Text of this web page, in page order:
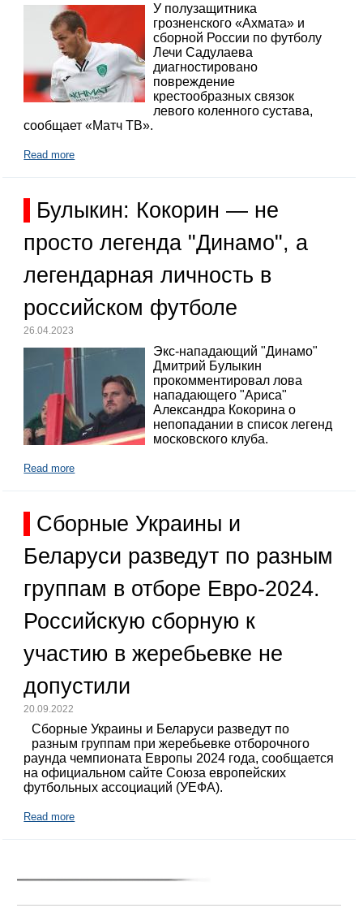
У полузащитника
грозненского «Ахмата» и
сборной России по футболу
Лечи Садулаева
диагностировано
повреждение
крестообразных связок
левого коленного сустава,
сообщает «Матч ТВ».
Read more
Булыкин: Кокорин — не
просто легенда "Динамо", а
легендарная личность в
российском футболе
26.04.2023
Экс-нападающий "Динамо"
Дмитрий Булыкин
прокомментировал лова
нападающего "Ариса"
Александра Кокорина о
непопадании в список легенд
московского клуба.
Read more
Сборные Украины и
Беларуси разведут по разным
группам в отборе Евро-2024.
Российскую сборную к
участию в жеребьевке не
допустили
20.09.2022
Сборные Украины и Беларуси разведут по
разным группам при жеребьевке отборочного
раунда чемпионата Европы 2024 года, сообщается
на официальном сайте Союза европейских
футбольных ассоциаций (УЕФА).
Read more